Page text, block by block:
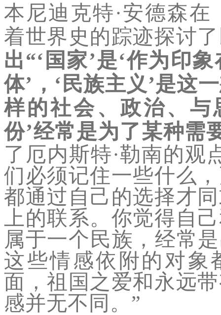
本尼迪克特·安德森
着世界史的踪迹探讨
出“‘ 国家’是‘作为印象
体’，‘民族主义 ’是这
样的社会、政治、与
份’经常是为了某种需
了厄内斯特·勒南的观
们必须记住一些什么
都通过自己的选择才
上的联系。你觉得自
属于一个民族，经常
这些情感依附的对
面，祖国之爱和永远
感并无不同。”